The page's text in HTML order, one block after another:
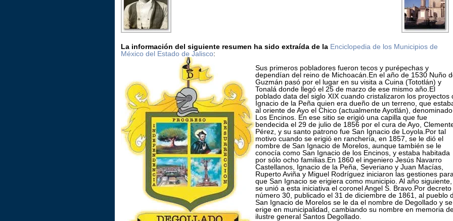
La información del siguiente resumen ha sido extraída de la Enciclopedia de los Municipios de
México del Estado de Jalisco:
Sus primeros pobladores fueron tecos y purépechas y
dependían del reino de Michoacán.En el año de 1530 Nuño
Guzmán pasó por el lugar en su visita a Cuina (Tototlán) y
Tonalá donde llegó el 25 de marzo de ese mismo año.El
poblado data del siglo XIX cuando cristalizaron los proyectos
Ignacio de la Peña quien era dueño de un terreno, que
al oriente de Ayo el Chico (actualmente Ayotlán), denominado
Los Encinos. En ese sitio se erigió una capilla que fue
bendecida el 29 de julio de 1856 por el cura de Ayo,
Pérez, y su santo patrono fue San Ignacio de Loyola.Por tal
motivo cuando se erigió en ranchería, en 1857, se le dió el
nombre de San Ignacio de Morelos, aunque también se le
conocía como San Ignacio de los Encinos, y estaba habitada
por sólo ocho familias.En 1860 el ingeniero Jesús Navarro
Castellanos, Ignacio de la Peña, Severiano y Juan Macías,
Ruperto Aviña y Miguel Rodríguez iniciaron las gestiones para
que San Ignacio se erigiera como municipio. Al año siguiente,
se unió a esta iniciativa el coronel Angel S. Bravo.Por decreto
número 30, publicado el 31 de diciembre de 1861, al pueblo
San Ignacio de Morelos se le da el nombre de Degollado y se
erige en municipalidad, cambiando su nombre en memoria
ilustre general Santos Degollado.